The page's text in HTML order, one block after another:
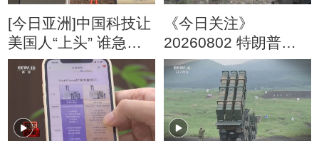
[今日亚洲]中国科技让
美国人“上头” 谁急
了？
《今日关注》
20260802 特朗普叫
停“最大规模”打击 伊
朗称摧毁美军F-35战
机